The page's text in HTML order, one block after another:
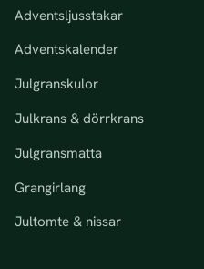
Adventsljusstakar
Adventskalender
Julgranskulor
Julkrans & dörrkrans
Julgransmatta
Grangirlang
Jultomte & nissar